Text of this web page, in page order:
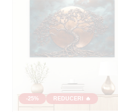
-25% REDUCERI 🔥